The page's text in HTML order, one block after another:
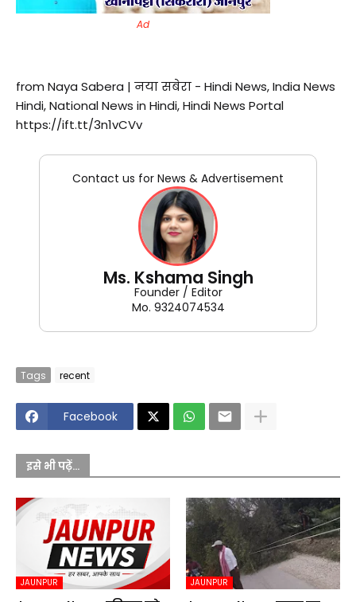
Ad
from Naya Sabera | नया सबेरा - Hindi News, India News
Hindi, National News in Hindi, Hindi News Portal
https://ift.tt/3n1vCVv
Contact us for News & Advertisement
Ms. Kshama Singh
Founder / Editor
Mo. 9324074534
Tags recent
Facebook
इसे भी पढ़ें...
JAUNPUR JAUNPUR